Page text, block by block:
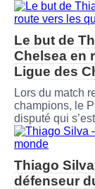
Le but de
Chelsea en
Ligue des
Lors du match
champions, le
disputé qui
Thiago
défenseur